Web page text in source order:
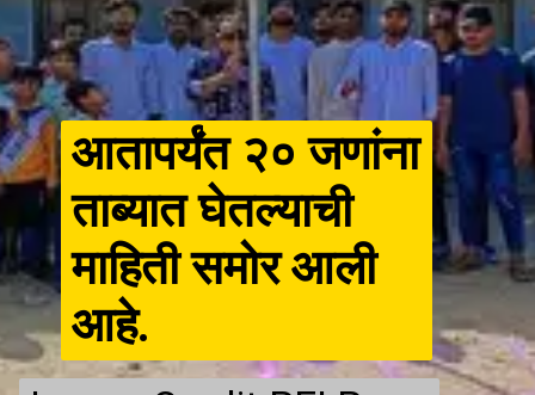
आतापर्यंत २० जणांना
ताब्यात घेतल्याची
माहिती समोर आली
आहे.